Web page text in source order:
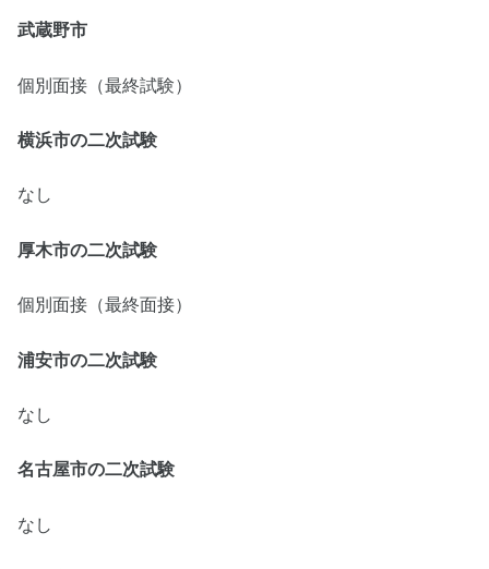
武蔵野市
個別面接（最終試験）
横浜市の二次試験
なし
厚木市の二次試験
個別面接（最終面接）
浦安市の二次試験
なし
名古屋市の二次試験
なし